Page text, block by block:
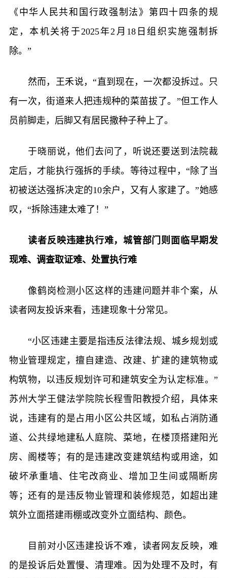
《中华人民共和国行政强制法》第四十四条的规
定，本机关将于2025年2月18日组织实施强制拆
除。”
然而，王禾说，“直到现在，一次都没拆过。只
有一次，街道来人把违规种的菜苗拔了。”但工作人
员前脚走，后脚又有居民撒种子种上了。
于晓丽说，他们去问了，听说还要送到法院裁
定后，才能执行强拆的手续。等待过程中，“除了当
初被送达强拆决定的10余户，又有人家建了。”她感
叹，“拆除违建太难了！”
读者反映违建执行难，城管部门则面临早期发
现难、调查取证难、处置执行难
像鹤岗检测小区这样的违建问题并非个案，从
读者网友投诉来看，违建现象十分常见。
“小区违建主要是指违反法律法规、城乡规划或
物业管理规定，擅自建造、改建、扩建的建筑物或
构筑物，以违反规划许可和建筑安全为认定标准。”
苏州大学王健法学院院长程雪阳教授介绍，具体来
说，违建有的是占用小区公共区域，如私占消防通
道、公共绿地建私人庭院、菜地，在楼顶搭建阳光
房、阁楼等；有的是违建改变建筑结构或用途，如
破坏承重墙、住宅改商业、增加卫生间或隔断房
等；还有的是违反物业管理和装修规范，如超出建
筑外立面搭建雨棚或改变外立面结构、颜色。
目前对小区违建投诉不难，读者网友反映，难
的是投诉后处置慢、清理难。因为处理不及时，有